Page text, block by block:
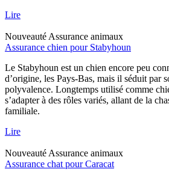
Lire
Nouveauté Assurance animaux
Assurance chien pour Stabyhoun
Le Stabyhoun est un chien encore peu
d’origine, les Pays-Bas, mais il séduit par
polyvalence. Longtemps utilisé comme
s’adapter à des rôles variés, allant de la
familiale.
Lire
Nouveauté Assurance animaux
Assurance chat pour Caracat